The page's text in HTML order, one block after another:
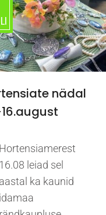
nädal
16.august
Hortensiamerest
16.08 leiad sel
aastal ka kaunid
idamaa